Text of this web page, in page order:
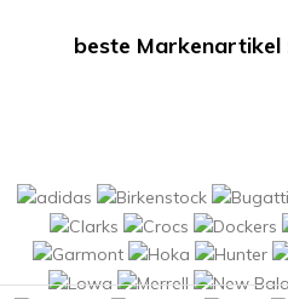
beste Markenartikel